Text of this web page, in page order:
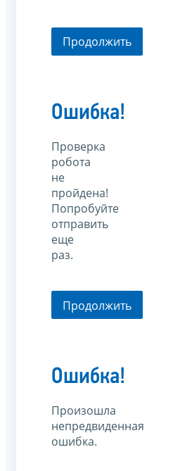
Продолжить
Ошибка!
Проверка
робота
не
пройдена!
Попробуйте
отправить
еще
раз.
Продолжить
Ошибка!
Произошла
непредвиденная
ошибка.